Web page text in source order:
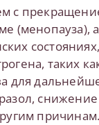
с
(менопауза),
таких
для
причинам.